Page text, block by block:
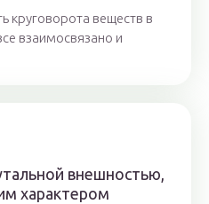
круговорота веществ в
взаимосвязано и
внешностью,
характером